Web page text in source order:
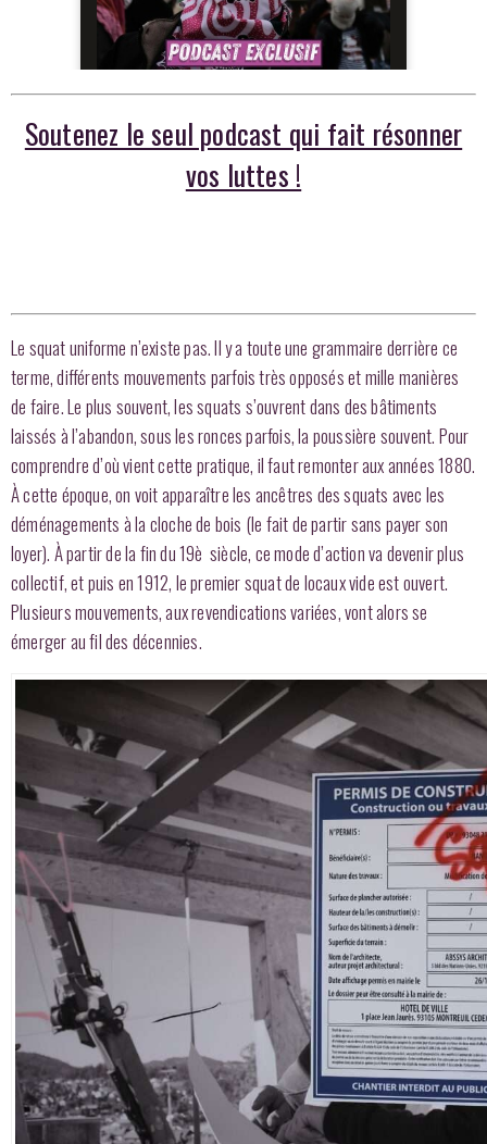
Soutenez le seul podcast qui fait résonner
vos luttes !
Le squat uniforme n’existe pas. Il y a toute une grammaire derrière ce
terme, différents mouvements parfois très opposés et mille manières
de faire. Le plus souvent, les squats s’ouvrent dans des bâtiments
laissés à l’abandon, sous les ronces parfois, la poussière souvent. Pour
comprendre d’où vient cette pratique, il faut remonter aux années 1880.
À cette époque, on voit apparaître les ancêtres des squats avec les
déménagements à la cloche de bois (le fait de partir sans payer son
loyer). À partir de la fin du 19è siècle, ce mode d’action va devenir plus
collectif, et puis en 1912, le premier squat de locaux vide est ouvert.
Plusieurs mouvements, aux revendications variées, vont alors se
émerger au fil des décennies.